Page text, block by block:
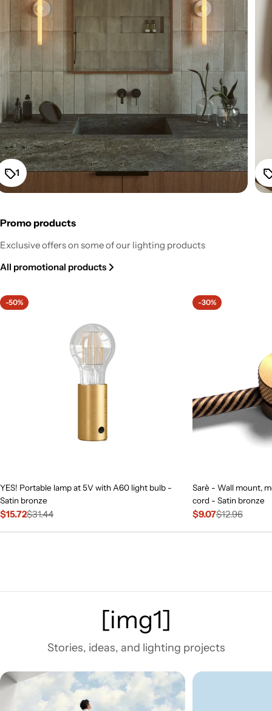
1
Fermaluce Esse14 Wall or Ceiling Mount for S14d LED
Regular
From $52.20
Promo products
Exclusive offers on some of our lighting products
All promotional products
-50%
YES! Portable lamp at 5V with A60 light bulb -
Satin bronze
Sale
price
$15.72
Regular
price
$31.44
-30%
Sarè - Wall mount,
cord - Satin bronze
Sale
price
$9.07
Regular
price
$12.96
[img1]
Stories, ideas, and lighting projects